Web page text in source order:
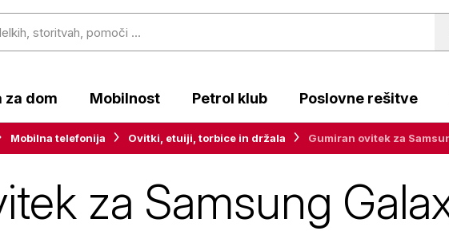
za dom Mobilnost Petrol klub Poslovne rešitve
Mobilna telefonija Ovitki, etuiji, torbice in držala Gumiran ovitek za
za Samsung